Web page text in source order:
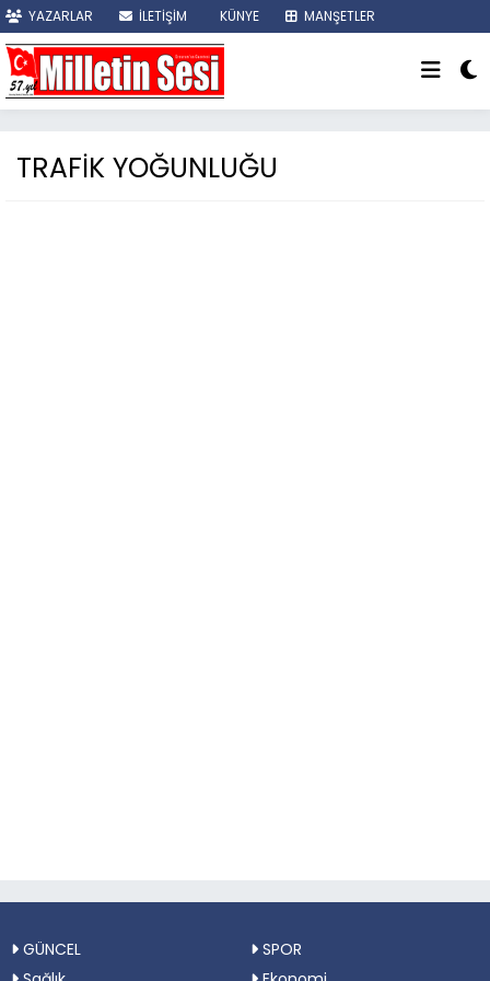
YAZARLAR İLETİŞİM KÜNYE
MANŞETLER
SON DAKİKA
TRAFİK YOĞUNLUĞU
GÜNCEL
SPOR